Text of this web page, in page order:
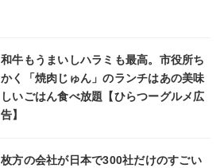
和牛もうまいしハラミも最高。市役所ち
かく「焼肉じゅん」のランチはあの美味
しいごはん食べ放題【ひらつーグルメ広
告】
枚方の会社が日本で300社だけのすごい